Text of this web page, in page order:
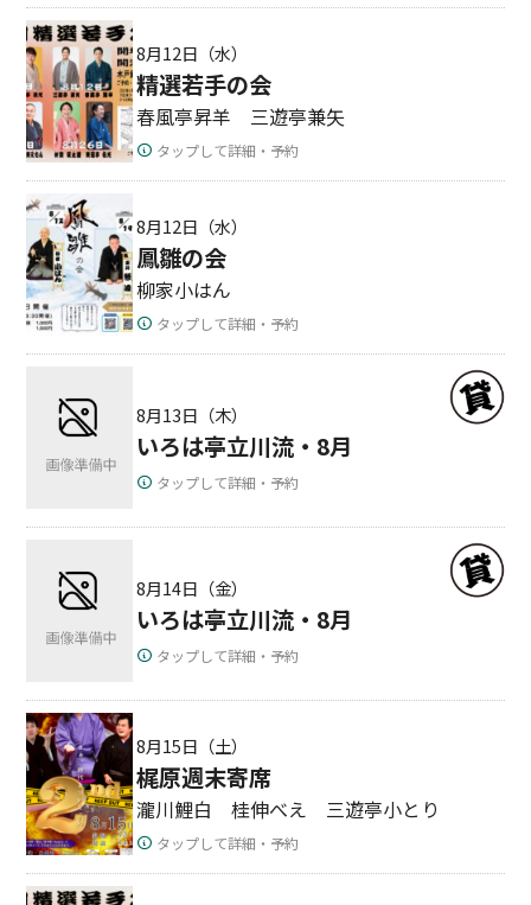
8月12日（水）
精選若手の会
春風亭昇羊 三遊亭兼矢
タップして詳細・予約
8月12日（水）
鳳雛の会
柳家小はん
タップして詳細・予約
8月13日（木）
いろは亭立川流・8月
タップして詳細・予約
8月14日（金）
いろは亭立川流・8月
タップして詳細・予約
8月15日（土）
梶原週末寄席
瀧川鯉白 桂伸べえ 三遊亭小とり
タップして詳細・予約